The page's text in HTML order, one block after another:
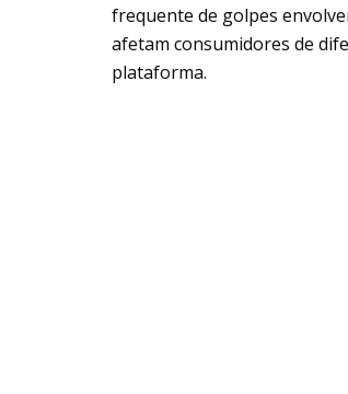
frequente de golpes
afetam consumidores de
plataforma.